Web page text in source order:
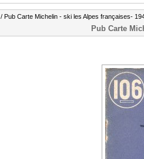
/ Pub Carte Michelin - ski les Alpes françaises-
Pub Carte